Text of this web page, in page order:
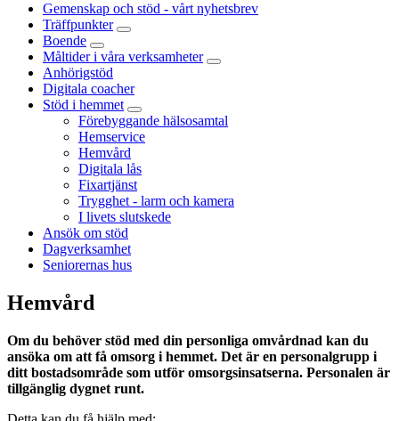
Gemenskap och stöd - vårt nyhetsbrev
Träffpunkter
Boende
Måltider i våra verksamheter
Anhörigstöd
Digitala coacher
Stöd i hemmet
Förebyggande hälsosamtal
Hemservice
Hemvård
Digitala lås
Fixartjänst
Trygghet - larm och kamera
I livets slutskede
Ansök om stöd
Dagverksamhet
Seniorernas hus
Hemvård
Om du behöver stöd med din personliga omvårdnad kan du
ansöka om att få omsorg i hemmet. Det är en personalgrupp i
ditt bostadsområde som utför omsorgsinsatserna. Personalen är
tillgänglig dygnet runt.